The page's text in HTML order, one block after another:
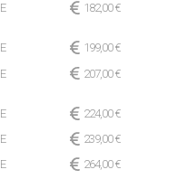
182,00 €
199,00 €
207,00 €
224,00 €
239,00 €
264,00 €